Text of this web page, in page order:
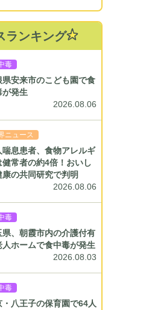
ランキング
毒
県安来市のこども園で食
が発生
2026.08.06
ニュース
喘息患者、食物アレルギ
健常者の約4倍！おいし
康の共同研究で判明
2026.08.06
毒
県、朝霞市内の介護付有
人ホームで食中毒が発生
2026.08.03
毒
・八王子の保育園で64人